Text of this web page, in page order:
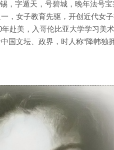
，字遁天，号碧城，晚年法号宝
，女子教育先驱，开创近代女
赴美，入哥伦比亚大学学习美
国文坛、政界，时人称“降帏独